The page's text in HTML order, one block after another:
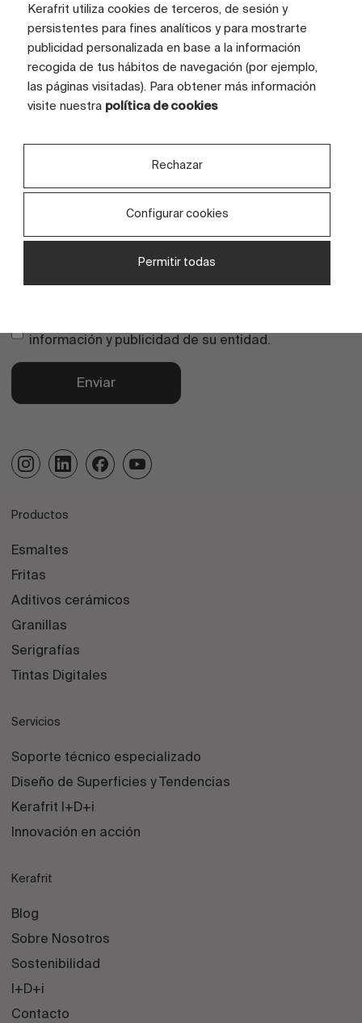
Suscríbete a la newsletter
información y publicidad de su entidad.
Enviar
Productos
Esmaltes
Fritas
Aditivos cerámicos
Granillas
Serigrafías
Tintas Digitales
Servicios
Soporte técnico especializado
Diseño de Superficies y Tendencias
Kerafrit I+D+i
Innovación en acción
Kerafrit
Blog
Sobre Nosotros
Sostenibilidad
I+D+i
Contacto
Kerafrit utiliza cookies de terceros, de sesión y
persistentes para fines analíticos y para mostrarte
publicidad personalizada en base a la información
recogida de tus hábitos de navegación (por ejemplo,
las páginas visitadas). Para obtener más información
visite nuestra política de cookies
Rechazar
Configurar cookies
Permitir todas